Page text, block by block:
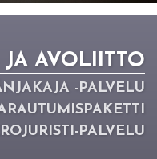
AVO­LIIT­TO
-PAL­VE­LU
PAL­VE­LU